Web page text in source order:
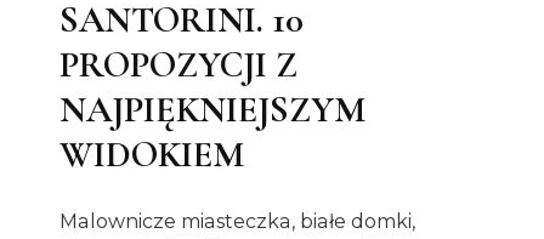
SANTORINI. 10
PROPOZYCJI Z
NAJPIĘKNIEJSZYM
WIDOKIEM
Malownicze miasteczka, białe domki,